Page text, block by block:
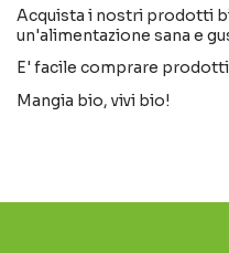
Acquista i nostri prodotti
un'alimentazione sana e
E' facile comprare
Mangia bio, vivi bio!